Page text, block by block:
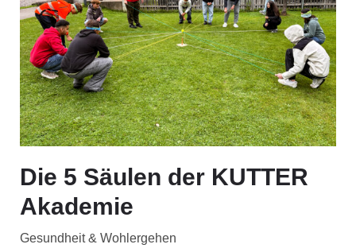
Die 5 Säulen der KUTTER
Akademie
Gesundheit & Wohlergehen